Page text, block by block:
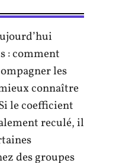
: comment
les
connaître
le coefficient
reculé, il
des groupes